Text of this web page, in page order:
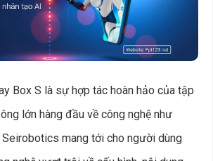
Box S là sự hợp tác hoàn hảo của tập
lớn hàng đầu về công nghệ như
mang tới cho người dùng